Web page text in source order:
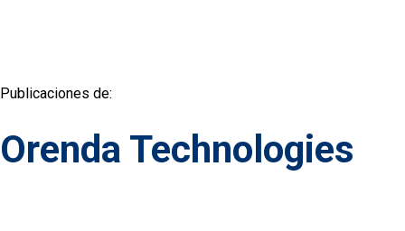
Publicaciones de:
Orenda Technologies